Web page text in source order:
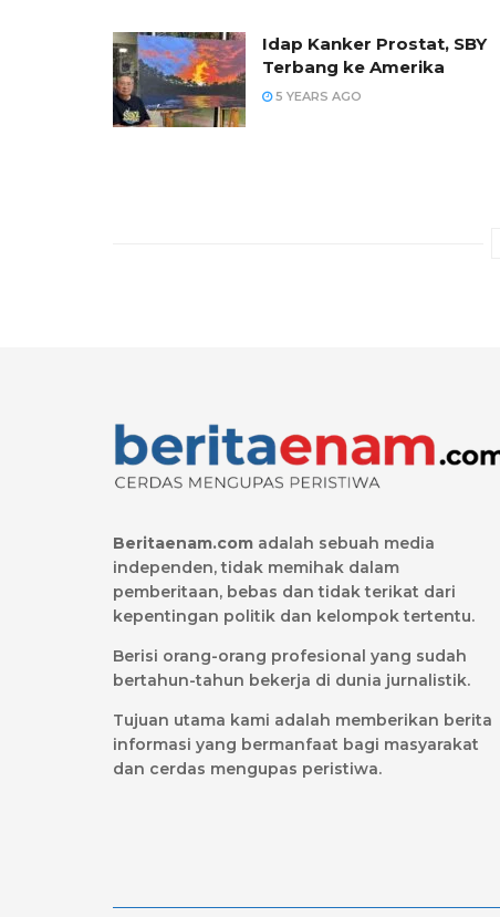
Idap Kanker Prostat, SBY
Terbang ke Amerika
5 YEARS AGO
Beritaenam.com adalah sebuah media
independen, tidak memihak dalam
pemberitaan, bebas dan tidak terikat dari
kepentingan politik dan kelompok tertentu.
Berisi orang-orang profesional yang sudah
bertahun-tahun bekerja di dunia jurnalistik.
Tujuan utama kami adalah memberikan berita
informasi yang bermanfaat bagi masyarakat
dan cerdas mengupas peristiwa.